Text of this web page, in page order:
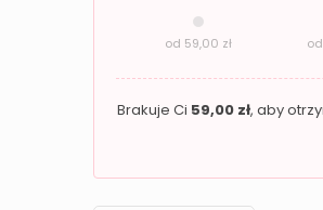
od 59,00 zł
Brakuje Ci 59,00 zł, aby